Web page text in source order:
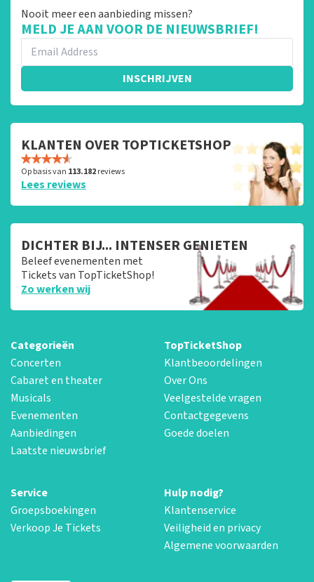
Nooit meer een aanbieding missen?
MELD JE AAN VOOR DE NIEUWSBRIEF!
INSCHRIJVEN
KLANTEN OVER TOPTICKETSHOP
Op basis van 113.182reviews
Lees reviews
DICHTER BIJ... INTENSER GENIETEN
Beleef evenementen met
Tickets van TopTicketShop!
Zo werken wij
Categorieën
Concerten
Cabaret en theater
Musicals
Evenementen
Aanbiedingen
Laatste nieuwsbrief
TopTicketShop
Klantbeoordelingen
Over Ons
Veelgestelde vragen
Contactgegevens
Goede doelen
Service
Groepsboekingen
Verkoop Je Tickets
Hulp nodig?
Klantenservice
Veiligheid en privacy
Algemene voorwaarden